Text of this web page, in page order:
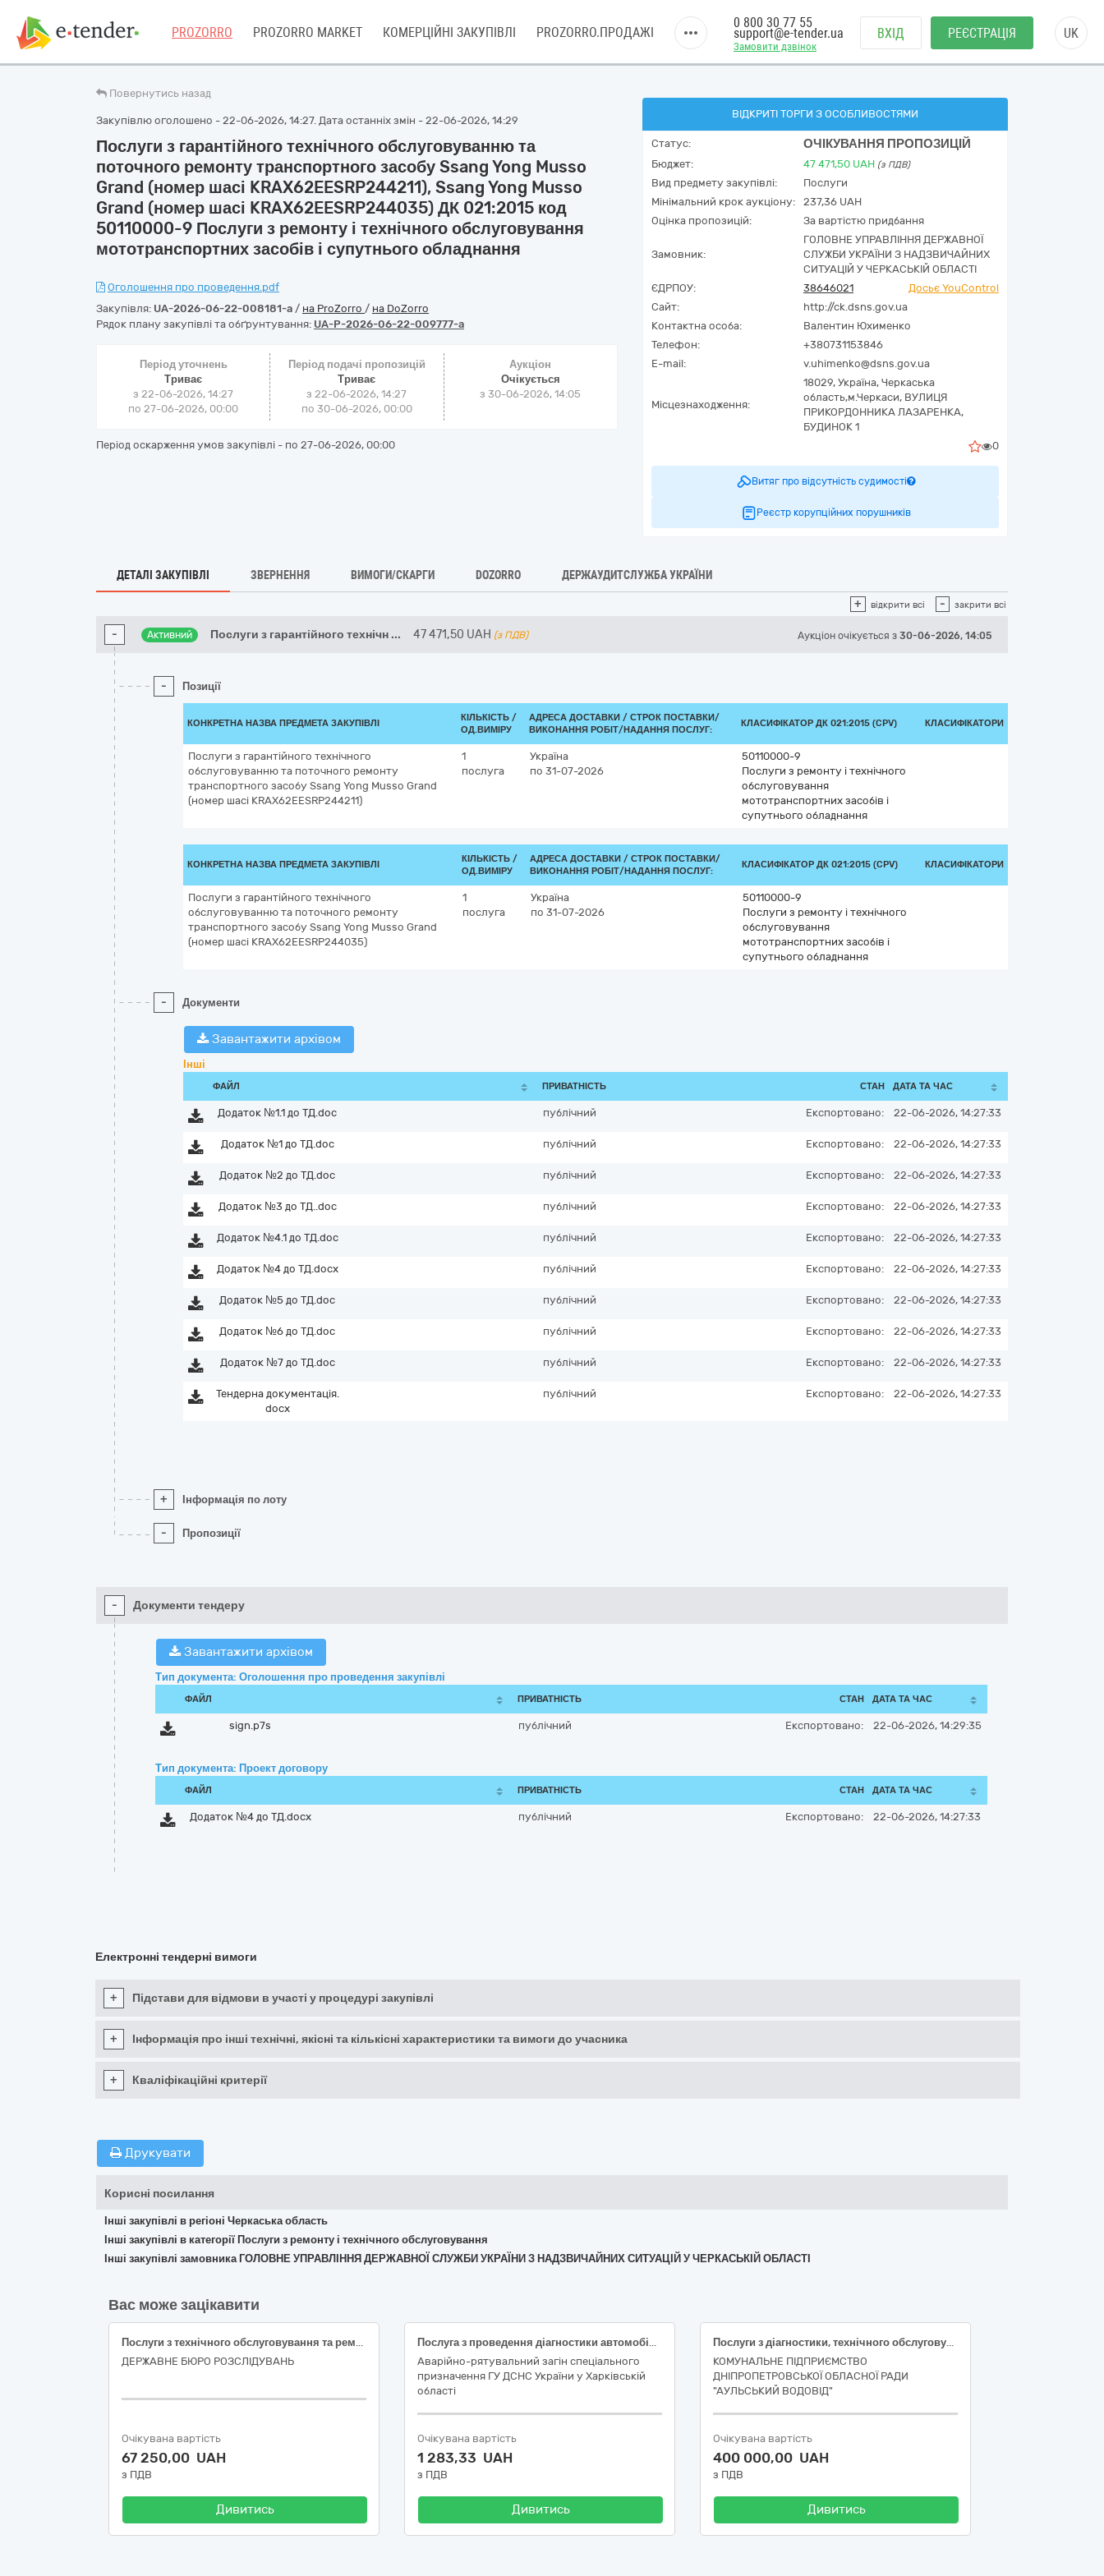
PROZORRO PROZORRO MARKET КОМЕРЦІЙНІ ЗАКУПІВЛІ PROZORRO.ПРОДАЖІ
Замовити дзвінок
0 800 30 77 55
support@e-tender.ua ВХІД РЕЄСТРАЦІЯ UK
Повернутись назад
Закупівлю оголошено - 22-06-2026, 14:27. Дата останніх змін - 22-06-2026, 14:29
Послуги з гарантійного технічного обслуговуванню та
поточного ремонту транспортного засобу Ssang Yong Musso
Grand (номер шасі KRAX62EESRP244211), Ssang Yong Musso
Grand (номер шасі KRAX62EESRP244035) ДК 021:2015 код
50110000-9 Послуги з ремонту і технічного обслуговування
мототранспортних засобів і супутнього обладнання
Оголошення про проведення.pdf
Закупівля: UA-2026-06-22-008181-a / на ProZorro / на DoZorro
Рядок плану закупівлі та обґрунтування: UA-P-2026-06-22-009777-a
Період уточнень
Триває
з 22-06-2026, 14:27
по 27-06-2026, 00:00
Період подачі пропозицій
Триває
з 22-06-2026, 14:27
по 30-06-2026, 00:00
Аукціон
Очікується
з30-06-2026, 14:05
Період оскарження умов закупівлі - по 27-06-2026, 00:00
ВІДКРИТІ ТОРГИ З ОСОБЛИВОСТЯМИ
Статус: ОЧІКУВАННЯ ПРОПОЗИЦІЙ
Бюджет: 47 471,50 UAH (з ПДВ)
Вид предмету закупівлі:
Послуги
Мінімальний крок аукціону:
237,36 UAH
Оцінка пропозицій:
За вартістю придбання
Замовник:
ГОЛОВНЕ УПРАВЛІННЯ ДЕРЖАВНОЇ
СЛУЖБИ УКРАЇНИ З НАДЗВИЧАЙНИХ
СИТУАЦІЙ У ЧЕРКАСЬКІЙ ОБЛАСТІ
ЄДРПОУ:
38646021
Досьє YouControl
Сайт:
http://ck.dsns.gov.ua
Контактна особа:
Валентин Юхименко
Телефон:
+380731153846
E-mail:
v.uhimenko@dsns.gov.ua
Місцезнаходження:
18029, Україна, Черкаська
область,м.Черкаси, ВУЛИЦЯ
ПРИКОРДОННИКА ЛАЗАРЕНКА,
БУДИНОК 1
0
Витяг про відсутність судимості
Реєстр корупційних порушників
ДЕТАЛІ ЗАКУПІВЛІ ЗВЕРНЕННЯ ВИМОГИ/СКАРГИ DOZORRO ДЕРЖАУДИТСЛУЖБА УКРАЇНИ
+ відкрити всі - закрити всі
- Активний Послуги з гарантійного технічн ... 47 471,50 UAH (з ПДВ) Аукціон очікується з 30-06-2026, 14:05
- Позиції
КОНКРЕТНА НАЗВА ПРЕДМЕТА ЗАКУПІВЛІ
КІЛЬКІСТЬ /
ОД.ВИМІРУ
АДРЕСА ДОСТАВКИ / СТРОК ПОСТАВКИ/
ВИКОНАННЯ РОБІТ/НАДАННЯ ПОСЛУГ:
КЛАСИФІКАТОР ДК 021:2015 (CPV) КЛАСИФІКАТОРИ
Послуги з гарантійного технічного
обслуговуванню та поточного ремонту
транспортного засобу Ssang Yong Musso Grand
(номер шасі KRAX62EESRP244211)
1
послуга
Україна
по 31-07-2026
50110000-9
Послуги з ремонту і технічного
обслуговування
мототранспортних засобів і
супутнього обладнання
КОНКРЕТНА НАЗВА ПРЕДМЕТА ЗАКУПІВЛІ
КІЛЬКІСТЬ /
ОД.ВИМІРУ
АДРЕСА ДОСТАВКИ / СТРОК ПОСТАВКИ/
ВИКОНАННЯ РОБІТ/НАДАННЯ ПОСЛУГ:
КЛАСИФІКАТОР ДК 021:2015 (CPV) КЛАСИФІКАТОРИ
Послуги з гарантійного технічного
обслуговуванню та поточного ремонту
транспортного засобу Ssang Yong Musso Grand
(номер шасі KRAX62EESRP244035)
1
послуга
Україна
по 31-07-2026
50110000-9
Послуги з ремонту і технічного
обслуговування
мототранспортних засобів і
супутнього обладнання
- Документи
Завантажити архівом
Інші
ФАЙЛ ПРИВАТНІСТЬ СТАН ДАТА ТА ЧАС
Додаток №1.1 до ТД.doc публічний Експортовано: 22-06-2026, 14:27:33
Додаток №1 до ТД.doc публічний Експортовано: 22-06-2026, 14:27:33
Додаток №2 до ТД.doc публічний Експортовано: 22-06-2026, 14:27:33
Додаток №3 до ТД..doc публічний Експортовано: 22-06-2026, 14:27:33
Додаток №4.1 до ТД.doc публічний Експортовано: 22-06-2026, 14:27:33
Додаток №4 до ТД.docx публічний Експортовано: 22-06-2026, 14:27:33
Додаток №5 до ТД.doc публічний Експортовано: 22-06-2026, 14:27:33
Додаток №6 до ТД.doc публічний Експортовано: 22-06-2026, 14:27:33
Додаток №7 до ТД.doc публічний Експортовано: 22-06-2026, 14:27:33
Тендерна документація.
docx
публічний Експортовано: 22-06-2026, 14:27:33
+ Інформація по лоту
- Пропозиції
- Документи тендеру
Завантажити архівом
Тип документа: Оголошення про проведення закупівлі
ФАЙЛ ПРИВАТНІСТЬ СТАН ДАТА ТА ЧАС
sign.p7s публічний Експортовано: 22-06-2026, 14:29:35
Тип документа: Проект договору
ФАЙЛ ПРИВАТНІСТЬ СТАН ДАТА ТА ЧАС
Додаток №4 до ТД.docx публічний Експортовано: 22-06-2026, 14:27:33
Електронні тендерні вимоги
+ Підстави для відмови в участі у процедурі закупівлі
+ Інформація про інші технічні, якісні та кількісні характеристики та вимоги до учасника
+ Кваліфікаційні критерії
Друкувати
Корисні посилання
Інші закупівлі в регіоні Черкаська область
Інші закупівлі в категорії Послуги з ремонту і технічного обслуговування
Інші закупівлі замовника ГОЛОВНЕ УПРАВЛІННЯ ДЕРЖАВНОЇ СЛУЖБИ УКРАЇНИ З НАДЗВИЧАЙНИХ СИТУАЦІЙ У ЧЕРКАСЬКІЙ ОБЛАСТІ
Вас може зацікавити
Послуги з технічного обслуговування та ремонту мотоциклів марки YAMAHA (ДК 021:2015 – 50110000-9 Послуги з ремонту і технічного обслуговування мототранспортних засобів і супутнього обладнання)
ДЕРЖАВНЕ БЮРО РОЗСЛІДУВАНЬ
Очікувана вартість
67 250,00 UAH
з ПДВ
Дивитись
Послуга з проведення діагностики автомобіля DAF CF 85 ДК 021:2015: 50110000-9 — Послуги з ремонту і технічного обслуговування мототранспортних засобів і супутнього обладнання
Аварійно-рятувальний загін спеціального
призначення ГУ ДСНС України у Харківській
області
Очікувана вартість
1 283,33 UAH
з ПДВ
Дивитись
Послуги з діагностики, технічного обслуговування та ремонту транспортних засобів (ДК 021:2015 – 50110000-9 - Послуги з ремонту і технічного обслуговування мототранспортних засобів і супутнього обладнання)
КОМУНАЛЬНЕ ПІДПРИЄМСТВО
ДНІПРОПЕТРОВСЬКОЇ ОБЛАСНОЇ РАДИ
"АУЛЬСЬКИЙ ВОДОВІД"
Очікувана вартість
400 000,00 UAH
з ПДВ
Дивитись